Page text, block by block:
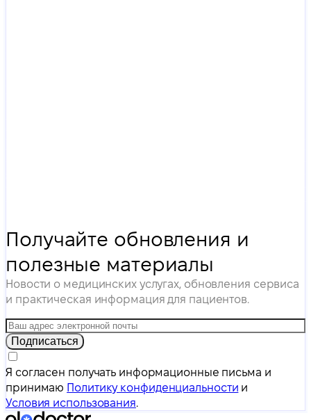
Получайте обновления и
полезные материалы
Новости о медицинских услугах, обновления сервиса
и практическая информация для пациентов.
Подписаться
Я согласен получать информационные письма и
принимаю Политику конфиденциальности и
Условия использования.